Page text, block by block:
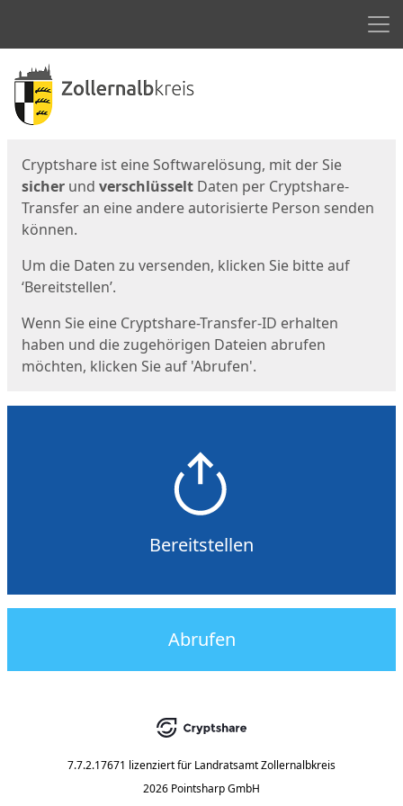
Start
Cryptshare ist eine Softwarelösung, mit der Sie
sicher und verschlüsselt Daten per Cryptshare-
Transfer an eine andere autorisierte Person senden
können.
Um die Daten zu versenden, klicken Sie bitte auf
‘Bereitstellen’.
Wenn Sie eine Cryptshare-Transfer-ID erhalten
haben und die zugehörigen Dateien abrufen
möchten, klicken Sie auf 'Abrufen'.
Bereitstellen
Abrufen
7.7.2.17671 lizenziert für Landratsamt Zollernalbkreis
2026 Pointsharp GmbH